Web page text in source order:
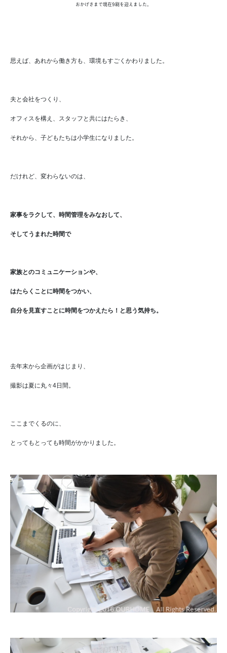
おかげさまで現在9刷を迎えました。
思えば、あれから働き方も、環境もすごくかわりました。
夫と会社をつくり、
オフィスを構え、スタッフと共にはたらき、
それから、子どもたちは小学生になりました。
だけれど、変わらないのは、
家事をラクして、時間管理をみなおして、
そしてうまれた時間で
家族とのコミュニケーションや、
はたらくことに時間をつかい、
自分を見直すことに時間をつかえたら！ と思う気持ち。
去年末から企画がはじまり、
撮影は夏に丸々4日間。
ここまでくるのに、
とってもとっても時間がかかりました。